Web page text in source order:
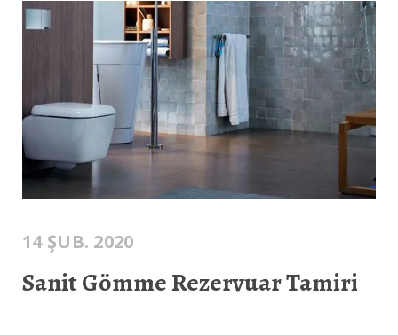
14 ŞUB. 2020
Sanit Gömme Rezervuar Tamiri